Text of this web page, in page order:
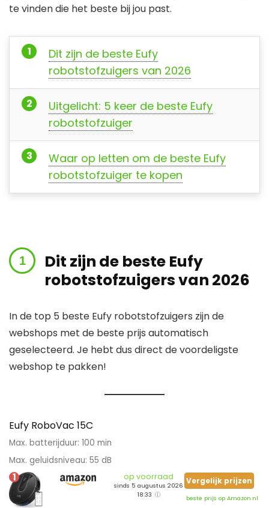
te vinden die het beste bij jou past.
Dit zijn de beste Eufy
robotstofzuigers van 2026
Uitgelicht: 5 keer de beste Eufy
robotstofzuiger
Waar op letten om de beste Eufy
robotstofzuiger te kopen
Dit zijn de beste Eufy
robotstofzuigers van 2026
In de top 5 beste Eufy robotstofzuigers zijn de
webshops met de beste prijs automatisch
geselecteerd. Je hebt dus direct de voordeligste
webshop te pakken!
Eufy RoboVac 15C
Max. batterijduur: 100 min
Max. geluidsniveau: 55 dB
1 op voorraad
sinds 5 augustus 2026
18:33
Vergelijk prijzen
beste prijs op Amazon.nl